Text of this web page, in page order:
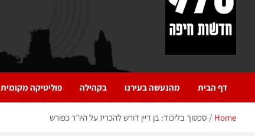
970 חדשות חיפה
דף הבית מהנעשה בעירנו בקהילה פוליטיקה מקומית
Home סכסוך בליכוד: בן דיין דורש להכריז על היו”ר כפורש